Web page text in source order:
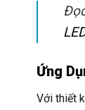
Ứng
Với thiết